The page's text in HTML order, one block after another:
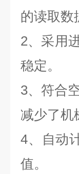
的读取数
2、采用
稳定。
3、符合
减少了机
4、自动
值。